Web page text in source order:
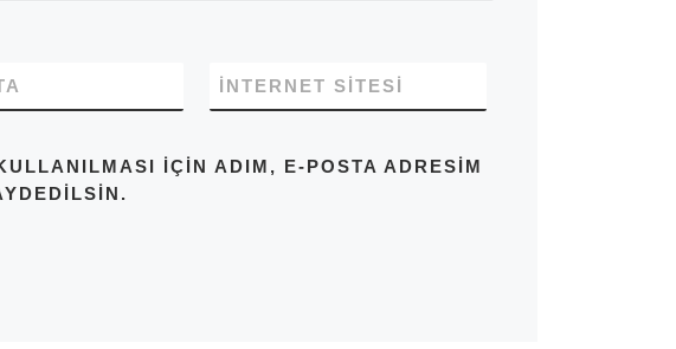
İNTERNET SITESI
IÇIN ADIM, E-POSTA ADRESIM